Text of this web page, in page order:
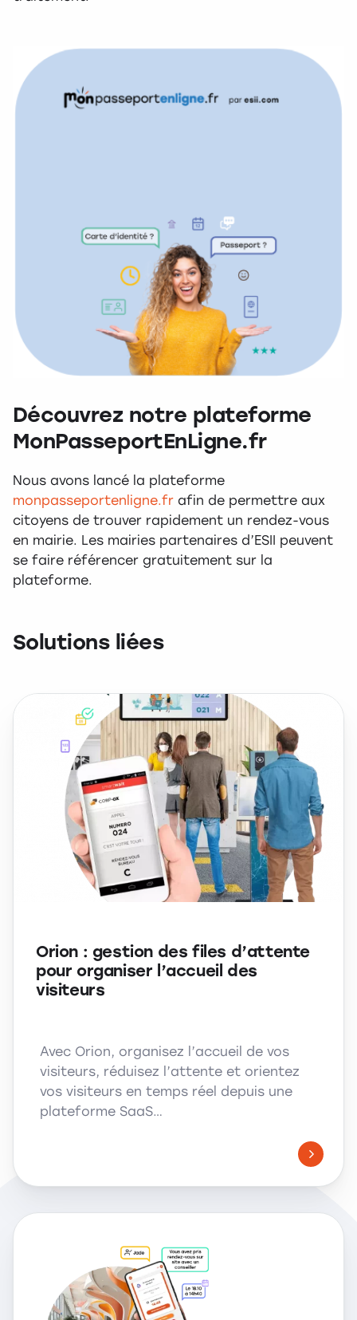
Découvrez notre plateforme
MonPasseportEnLigne.fr
Nous avons lancé la plateforme
monpasseportenligne.fr afin de permettre aux
citoyens de trouver rapidement un rendez-vous
en mairie. Les mairies partenaires d’ESII peuvent
se faire référencer gratuitement sur la
plateforme.
Solutions liées
Orion : gestion des files d’attente
pour organiser l’accueil des
visiteurs
Avec Orion, organisez l’accueil de vos
visiteurs, réduisez l’attente et orientez
vos visiteurs en temps réel depuis une
plateforme SaaS…